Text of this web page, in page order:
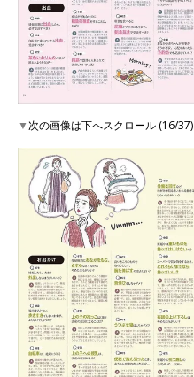
▼次の画像は下へスクロール (16/37)